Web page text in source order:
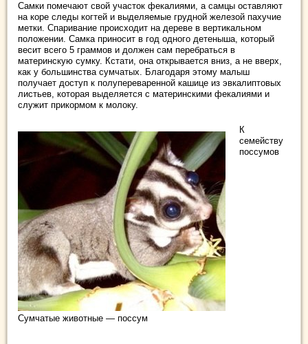
Самки помечают свой участок фекалиями, а самцы оставляют
на коре следы когтей и выделяемые грудной железой пахучие
метки. Спаривание происходит на дереве в вертикальном
положении. Самка приносит в год одного детеныша, который
весит всего 5 граммов и должен сам перебраться в
материнскую сумку. Кстати, она открывается вниз, а не вверх,
как у большинства сумчатых. Благодаря этому малыш
получает доступ к полупереваренной кашице из эвкалиптовых
листьев, которая выделяется с материнскими фекалиями и
служит прикормом к молоку.
Сумчатые животные — поссум
К
семейству
поссумов